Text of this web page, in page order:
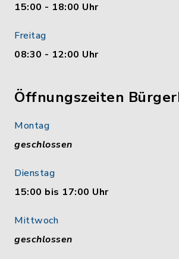
15:00 - 18:00 Uhr
Freitag
08:30 - 12:00 Uhr
Öffnungszeiten
Montag
geschlossen
Dienstag
15:00 bis 17:00 Uhr
Mittwoch
geschlossen